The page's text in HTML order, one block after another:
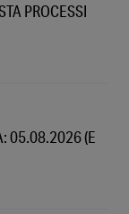
PROCESSI
05.08.2026 (E